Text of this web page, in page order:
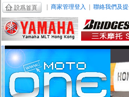
商家管理登入 聯絡我們及